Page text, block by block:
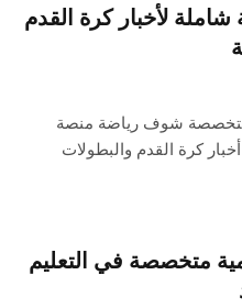
لأخبار كرة القدم
شوف رياضة منصة
كرة القدم والبطولات
متخصصة في التعليم